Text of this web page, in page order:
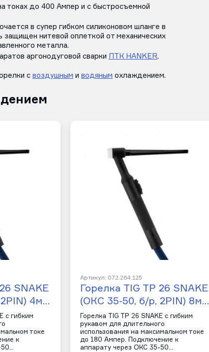
токах до 400 Ампер и с быстросъемной
в супер гибком силиконовом шланге в
нитевой оплеткой от механических
металла.
аргонодуговой сварки ПТК HANKER.
с воздушным и водяным охлаждением.
SNAKE
4м…
с гибким
токе
к
50…
Артикул: 072.264.125
Горелка TIG TP 26 SNAKE
(ОКС 35-50, б/р, 2PIN) 8м…
Горелка TIG TP 26 SNAKE с гибким
рукавом для длительного
использования на максимальном токе
до 180 Ампер. Подключение к
аппарату через ОКС 35-50…